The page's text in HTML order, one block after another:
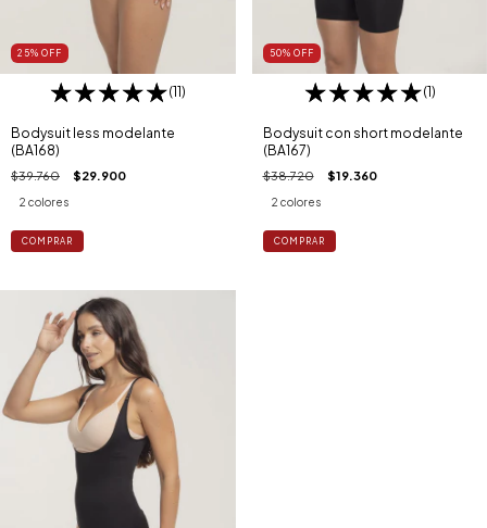
25% OFF
(11)
Bodysuit less modelante
(BA168)
$39.760 $29.900
2 colores
COMPRAR
50% OFF
(1)
Bodysuit con short modelante
(BA167)
$38.720 $19.360
2 colores
COMPRAR